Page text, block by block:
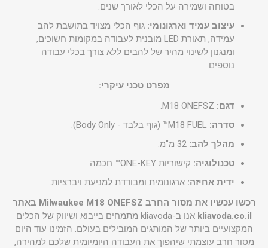
בטוחה ושמירה על הכלי לאורך שנים.
עיצוב עמיד וארגונומי: גוף הכלי מצויד בתושבת להב
עמידה, תאורת LED מובנית לעבודה במקומות חשוכים,
ומנגנון לשינוי מהיר של להבים ללא צורך בכלי עבודה
נוספים.
מפרט טכני עיקרי:
דגם:
סדרה:
מהלך להב:
טכנולוגיה: קישוריות ONE-KEY™ חכמה.
ידית אחיזה: ארגונומית ומבודדת למניעת ויברציות.
רכשו עכשיו את מסור החרב Milwaukee M18 ONEFSZ באתר
kliavoda.co.il
אנו ב-kliavoda מתמחים בייבוא ושיווק של הכלים
המקצועיים ביותר של המותגים המובילים בעולם. הזמינו עוד היום
מסור חרב עוצמתי שיהפוך את העבודה היומיומית שלכם למהירה,